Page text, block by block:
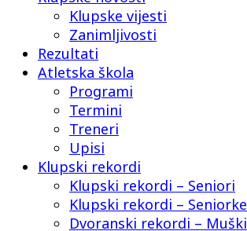
Klupske vijesti
Zanimljivosti
Rezultati
Atletska škola
Programi
Termini
Treneri
Upisi
Klupski rekordi
Klupski rekordi – Seniori
Klupski rekordi – Seniorke
Dvoranski rekordi – Muški